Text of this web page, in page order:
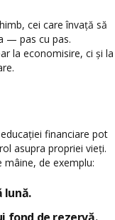
cei care învață să
— pas cu pas.
la economisire, ci și la
financiare pot
asupra propriei vieți.
de exemplu:
lună.